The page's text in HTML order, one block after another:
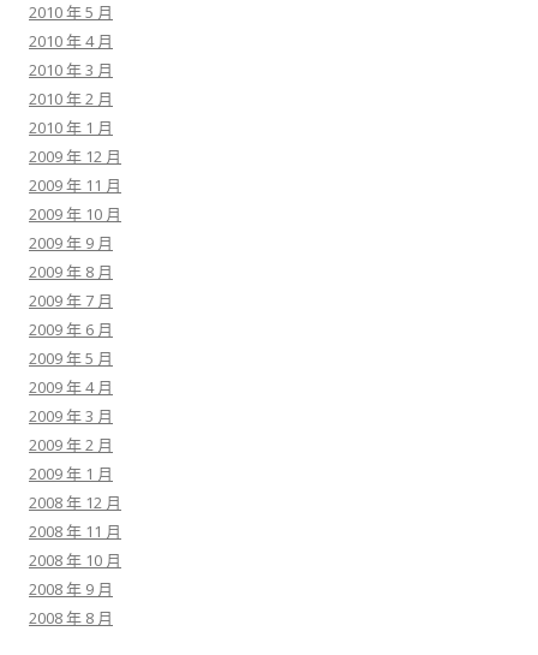
2010 年 5 月
2010 年 4 月
2010 年 3 月
2010 年 2 月
2010 年 1 月
2009 年 12 月
2009 年 11 月
2009 年 10 月
2009 年 9 月
2009 年 8 月
2009 年 7 月
2009 年 6 月
2009 年 5 月
2009 年 4 月
2009 年 3 月
2009 年 2 月
2009 年 1 月
2008 年 12 月
2008 年 11 月
2008 年 10 月
2008 年 9 月
2008 年 8 月